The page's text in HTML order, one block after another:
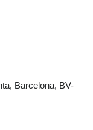
Barcelona, BV-